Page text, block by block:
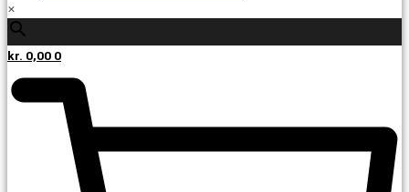
×
kr. 0,00 0